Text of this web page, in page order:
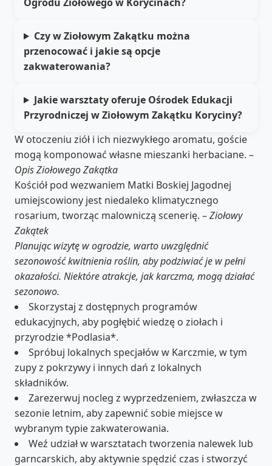
Czy w Ziołowym Zakątku można
przenocować i jakie są opcje
zakwaterowania?
Jakie warsztaty oferuje Ośrodek Edukacji
Przyrodniczej w Ziołowym Zakątku Koryciny?
W otoczeniu ziół i ich niezwykłego aromatu, goście
mogą komponować własne mieszanki herbaciane. –
Opis Ziołowego Zakątka
Kościół pod wezwaniem Matki Boskiej Jagodnej
umiejscowiony jest niedaleko klimatycznego
rosarium, tworząc malowniczą scenerię. –Ziołowy
Zakątek
Planując wizytę w ogrodzie, warto uwzględnić
sezonowość kwitnienia roślin, aby podziwiać je w pełni
okazałości. Niektóre atrakcje, jak karczma, mogą działać
sezonowo.
Skorzystaj z dostępnych programów
edukacyjnych, aby pogłębić wiedzę o ziołach i
przyrodzie *Podlasia*.
Spróbuj lokalnych specjałów w Karczmie, w tym
zupy z pokrzywy i innych dań z lokalnych
składników.
Zarezerwuj nocleg z wyprzedzeniem, zwłaszcza w
sezonie letnim, aby zapewnić sobie miejsce w
wybranym typie zakwaterowania.
Weź udział w warsztatach tworzenia nalewek lub
garncarskich, aby aktywnie spędzić czas i stworzyć